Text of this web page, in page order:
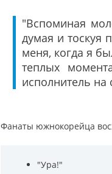
"Вспоминая
думая и тоскуя
меня, когда я
теплых
исполнитель на
Фанаты южнокорейца
"Ура!"